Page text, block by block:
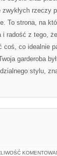
zwykłych rzeczy
To strona, na
i radość z tego,
coś, co idealnie
garderoba
stylu,